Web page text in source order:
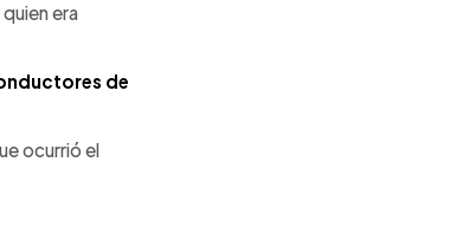
era
de
ocurrió el